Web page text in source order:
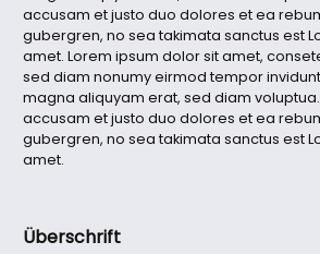
accusam et justo duo dolores et ea
gubergren, no sea takimata sanctus est
amet. Lorem ipsum dolor sit amet,
sed diam nonumy eirmod tempor
magna aliquyam erat, sed diam
accusam et justo duo dolores et ea
gubergren, no sea takimata sanctus est
amet.
Überschrift